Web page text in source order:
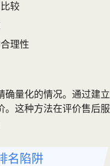
较
理性
确量化的情况。通过建立
。这种方法在评价售后服
名陷阱